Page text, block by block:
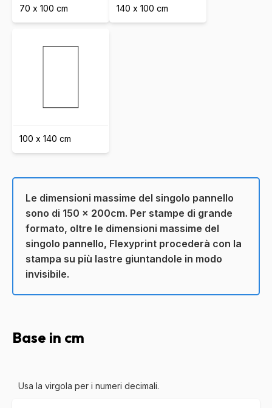
70 x 100 cm 140 x 100 cm
100 x 140 cm
Le dimensioni massime del singolo pannello
sono di 150 x 200cm. Per stampe di grande
formato, oltre le dimensioni massime del
singolo pannello, Flexyprint procederà con la
stampa su più lastre giuntandole in modo
invisibile.
Base in cm
Usa la virgola per i numeri decimali.